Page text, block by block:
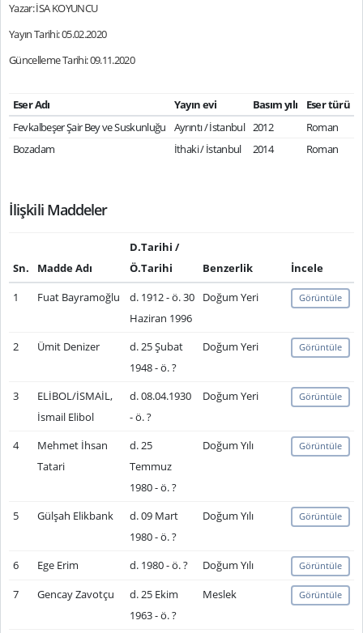
Yazar: İSA KOYUNCU
Yayın Tarihi: 05.02.2020
Güncelleme Tarihi: 09.11.2020
Eser Adı Yayın evi Basım yılı
Eser türü
Fevkalbeşer Şair Bey ve Suskunluğu
Ayrıntı / İstanbul 2012
Roman
Bozadam
İthaki / İstanbul 2014 Roman
İlişkili Maddeler
Sn. Madde Adı
D.Tarihi /
Ö.Tarihi
Benzerlik
İncele
1
Fuat Bayramoğlu
d. 1912 - ö. 30
Haziran 1996
Doğum Yeri Görüntüle
2 Ümit Denizer
d. 25 Şubat
1948 - ö. ?
Doğum Yeri Görüntüle
3
ELİBOL/İSMAİL,
İsmail Elibol
d. 08.04.1930
- ö. ?
Doğum Yeri Görüntüle
4
Mehmet İhsan
Tatari
d. 25
Temmuz
1980 - ö. ?
Doğum Yılı Görüntüle
5 Gülşah Elikbank
d. 09 Mart
1980 - ö. ?
Doğum Yılı Görüntüle
6 Ege Erim d. 1980 - ö. ? Doğum Yılı Görüntüle
7 Gencay Zavotçu
d. 25 Ekim
1963 - ö. ?
Meslek Görüntüle